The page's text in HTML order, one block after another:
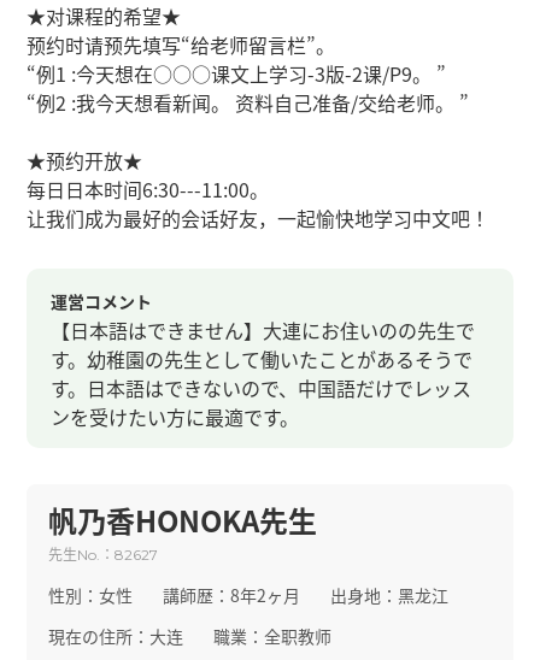
★对课程的希望★
预约时请预先填写“给老师留言栏”。
“例1 :今天想在○○○课文上学习-3版-2课/P9。 ”
“例2 :我今天想看新闻。 资料自己准备/交给老师。 ”
★预约开放★
每日日本时间6:30---11:00。
让我们成为最好的会话好友，一起愉快地学习中文吧！
運営コメント
【日本語はできません】大連にお住いのの先生で
す。幼稚園の先生として働いたことがあるそうで
す。日本語はできないので、中国語だけでレッス
ンを受けたい方に最適です。
帆乃香HONOKA先生
先生No. ：82627
性別：女性 講師歴：8年2ヶ月 出身地：黑龙江
現在の住所： 大连 職業：全职教师